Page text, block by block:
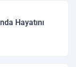
Hayatını